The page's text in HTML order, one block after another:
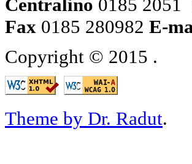
Centralino 0185 2051
Fax 0185 280982 E-
Copyright © 2015 .
Theme by Dr. Radut.